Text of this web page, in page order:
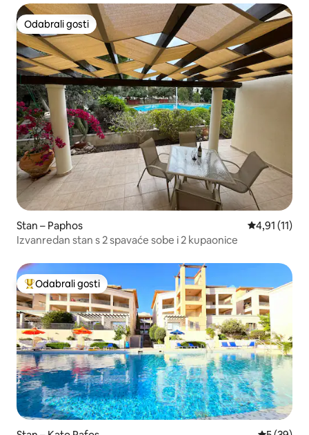
Odabrali gosti
Odabrali gosti
Stan – Paphos Prosječna
4,91 (11)
Izvanredan stan s 2 spavaće sobe i 2 kupaonice
Među najviše rangiranima s oznakom „Odabrali gosti”
Odabrali gosti